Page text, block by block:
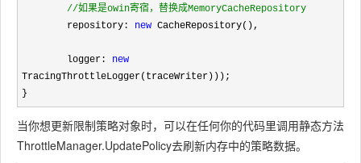
//如果是owin寄宿，替换成MemoryCacheRepository
        repository:
new CacheRepository(),
        logger:
new
TracingThrottleLogger(traceWriter)));
}
当你想更新限制策略对象时，可以在任何你的代码里调用静态方法
ThrottleManager.UpdatePolicy去刷新内存中的策略数据。